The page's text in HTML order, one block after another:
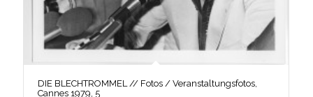
DIE BLECHTROMMEL // Fotos / Veranstaltungsfotos,
Cannes 1979, 5